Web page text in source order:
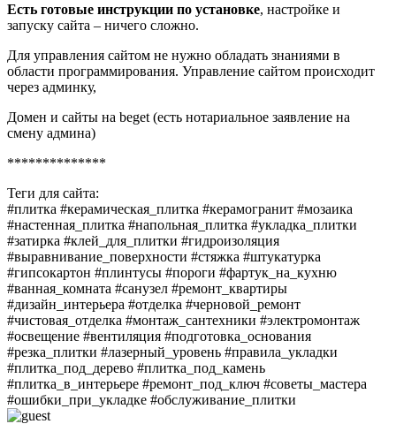
Есть готовые инструкции по установке, настройке и
запуску сайта – ничего сложно.
Для управления сайтом не нужно обладать знаниями в
области программирования. Управление сайтом происходит
через админку,
Домен и сайты на beget (есть нотариальное заявление на
смену админа)
**************
Теги для сайта:
#плитка #керамическая_плитка #керамогранит #мозаика
#настенная_плитка #напольная_плитка #укладка_плитки
#затирка #клей_для_плитки #гидроизоляция
#выравнивание_поверхности #стяжка #штукатурка
#гипсокартон #плинтусы #пороги #фартук_на_кухню
#ванная_комната #санузел #ремонт_квартиры
#дизайн_интерьера #отделка #черновой_ремонт
#чистовая_отделка #монтаж_сантехники #электромонтаж
#освещение #вентиляция #подготовка_основания
#резка_плитки #лазерный_уровень #правила_укладки
#плитка_под_дерево #плитка_под_камень
#плитка_в_интерьере #ремонт_под_ключ #советы_мастера
#ошибки_при_укладке #обслуживание_плитки